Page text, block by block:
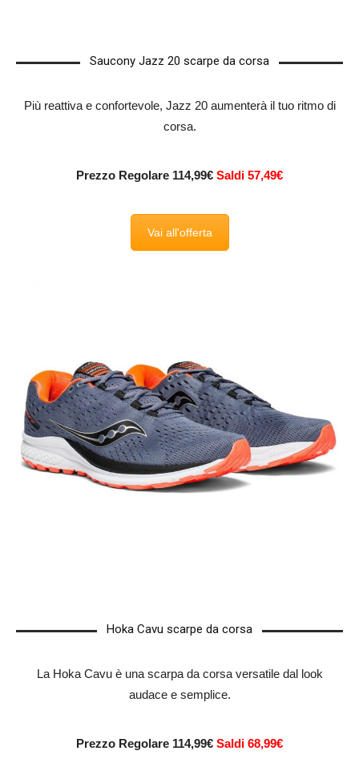
Saucony Jazz 20 scarpe da corsa
Più reattiva e confortevole, Jazz 20 aumenterà il tuo ritmo di
corsa.
Prezzo Regolare 114,99€ Saldi 57,49€
Vai all'offerta
Hoka Cavu scarpe da corsa
La Hoka Cavu è una scarpa da corsa versatile dal look
audace e semplice.
Prezzo Regolare 114,99€ Saldi 68,99€